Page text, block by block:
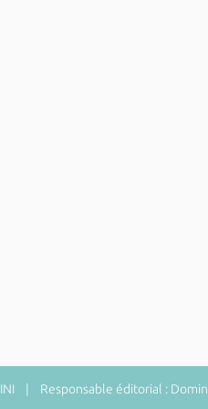
| Responsable éditorial :